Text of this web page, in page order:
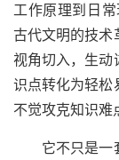
工作原理到日
古代文明的技术
视角切入，生动
识点转化为轻松
不觉攻克知识难
它不只是一套